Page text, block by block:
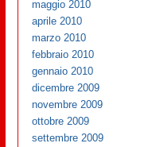
maggio 2010
aprile 2010
marzo 2010
febbraio 2010
gennaio 2010
dicembre 2009
novembre 2009
ottobre 2009
settembre 2009